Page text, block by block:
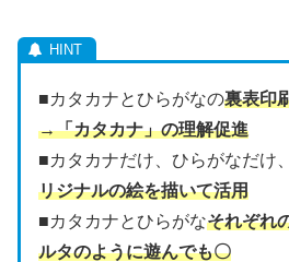
■カタカナとひらがなの裏表印
→「カタカナ」の理解促進
■カタカナだけ、ひらがなだけ
リジナルの絵を描いて活用
■カタカナとひらがなそれぞれ
ルタのように遊んでも〇